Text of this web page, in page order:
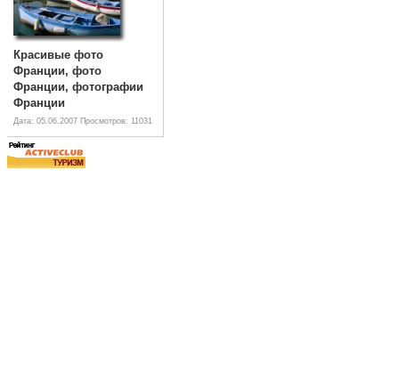
Красивые фото
Франции, фото
Франции, фотографии
Франции
Дата: 05.06.2007 Просмотров: 11031